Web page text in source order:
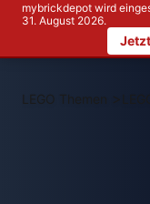
mybrickdepot wird
31. August 2026.
LEGO Themen >